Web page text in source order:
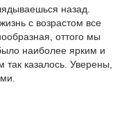
назад.
с возрастом все
оттого мы
наиболее ярким и
казалось. Уверены,